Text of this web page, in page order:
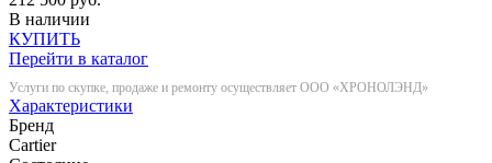
В наличии
КУПИТЬ
Перейти в каталог
Услуги по скупке, продаже и ремонту осуществляет ООО «ХРОНОЛЭНД»
Характеристики
Бренд
Cartier